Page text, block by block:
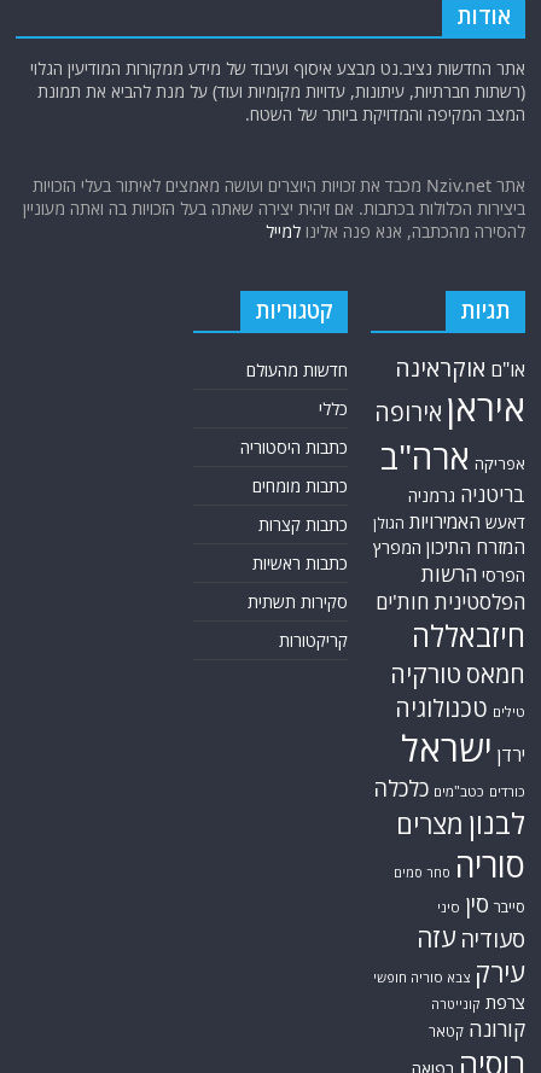
אודות
אתר החדשות נציב.נט מבצע איסוף ועיבוד של מידע ממקורות המודיעין הגלוי
(רשתות חברתיות, עיתונות, עדויות מקומיות ועוד) על מנת להביא את תמונת
המצב המקיפה והמדויקת ביותר של השטח.
אתר Nziv.net מכבד את זכויות היוצרים ועושה מאמצים לאיתור בעלי הזכויות
ביצירות הכלולות בכתבות. אם זיהית יצירה שאתה בעל הזכויות בה ואתה מעוניין
להסירה מהכתבה, אנא פנה אלינולמייל
תגיות
או"ם אוקראינה
איראן אירופה
אפריקה ארה"ב
בריטניה גרמניה
דאעש האמירויות הגולן
המזרח התיכון המפרץ
הפרסי הרשות
הפלסטינית חות'ים
חיזבאללה
חמאס טורקיה
טילים טכנולוגיה
ירדן ישראל
כורדים כטב"מים כלכלה
לבנון מצרים
סוריה סחר סמים
סייבר סין סיני
סעודיה עזה
עירק צבא סוריה חופשי
צרפת קונייטרה
קורונה קטאר
רוסיה
קטגוריות
חדשות מהעולם
כללי
כתבות היסטוריה
כתבות מומחים
כתבות קצרות
כתבות ראשיות
סקירות תשתית
קריקטורות